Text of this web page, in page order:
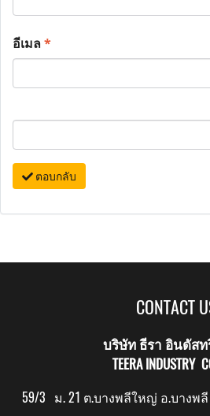
อีเมล*
ตอบกลับ
CONTACT
บริษัท ธีรา อินดัส
TEERA INDUSTRY
59/3 ม. 21 ต.บางพลีใหญ่ อ.บางพลี